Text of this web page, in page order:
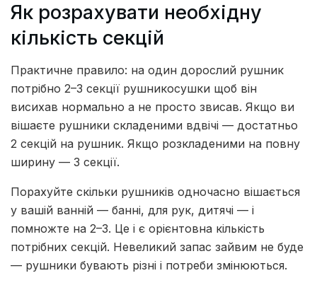
Як розрахувати необхідну
кількість секцій
Практичне правило: на один дорослий рушник
потрібно 2–3 секції рушникосушки щоб він
висихав нормально а не просто звисав. Якщо ви
вішаєте рушники складеними вдвічі — достатньо
2 секцій на рушник. Якщо розкладеними на повну
ширину — 3 секції.
Порахуйте скільки рушників одночасно вішається
у вашій ванній — банні, для рук, дитячі — і
помножте на 2–3. Це і є орієнтовна кількість
потрібних секцій. Невеликий запас зайвим не буде
— рушники бувають різні і потреби змінюються.